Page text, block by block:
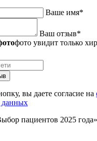
Ваше имя*
Ваш отзыв*
фото увидит только
вы даете согласие на
данных
пациентов 2025 года»